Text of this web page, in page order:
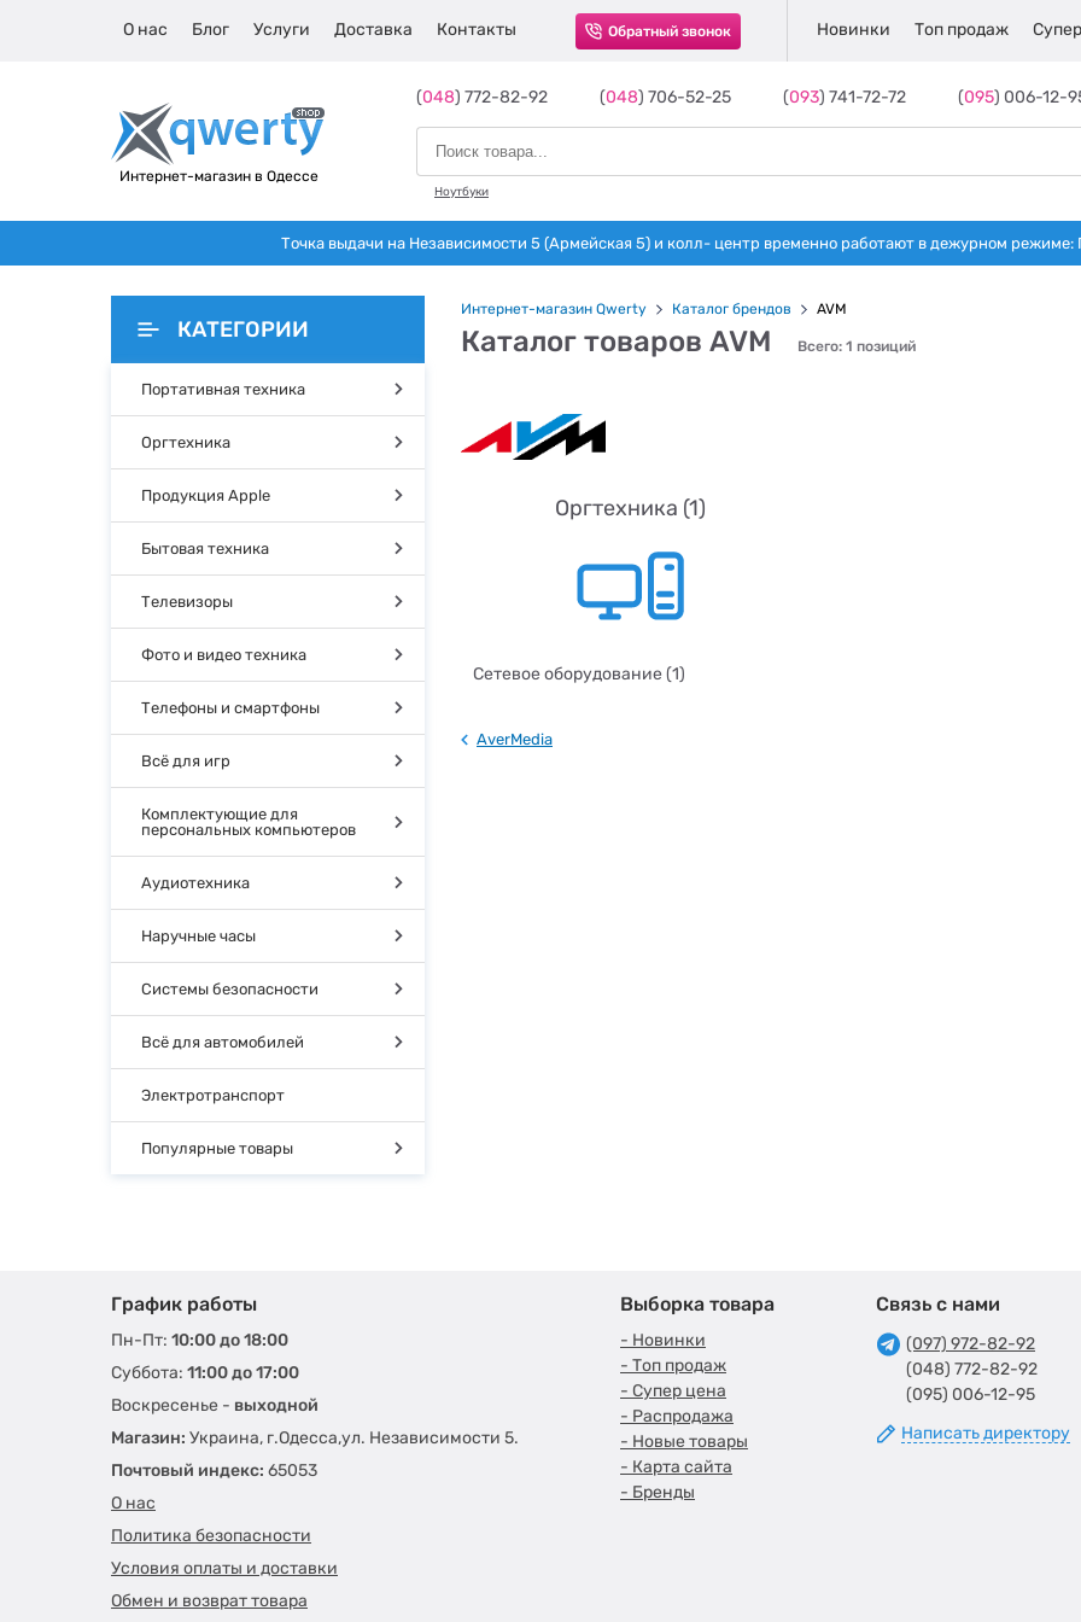
О нас Блог Услуги Доставка Контакты Обратный звонок Новинки Топ продаж
Интернет-магазин в Одессе
(048) 772-82-92 (048) 706-52-25 (093) 741-72-72 (095) 006-12-
Ноутбуки
Точка выдачи на Независимости 5 (Армейская 5) и колл- центр временно работают в дежурном режиме:
КАТЕГОРИИ
Портативная техника
Оргтехника
Продукция Apple
Бытовая техника
Телевизоры
Фото и видео техника
Телефоны и смартфоны
Всё для игр
Комплектующие для
персональных компьютеров
Аудиотехника
Наручные часы
Системы безопасности
Всё для автомобилей
Электротранспорт
Популярные товары
Интернет-магазин Qwerty Каталог брендов AVM
Каталог товаров AVM Всего: 1 позиций
Оргтехника (1)
Сетевое оборудование (1)
AverMedia
График работы
Пн-Пт: 10:00 до 18:00
Суббота: 11:00 до 17:00
Воскресенье - выходной
Магазин: Украина, г.Одесса,ул. Независимости 5.
Почтовый индекс: 65053
О нас
Политика безопасности
Условия оплаты и доставки
Обмен и возврат товара
Выборка товара
- Новинки
- Топ продаж
- Супер цена
- Распродажа
- Новые товары
- Карта сайта
- Бренды
Связь с нами
(097) 972-82-92
(048) 772-82-92
(095) 006-12-95
Написать директору